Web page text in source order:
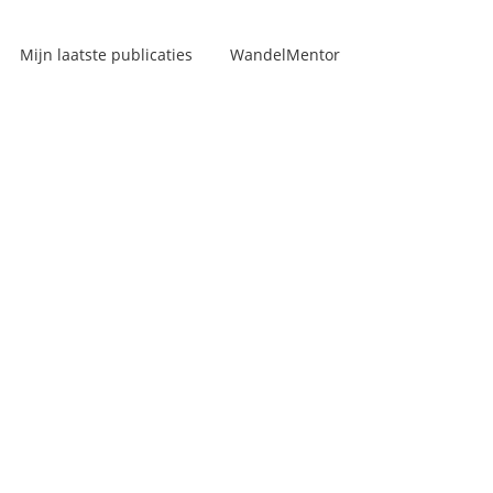
Mijn laatste publicaties WandelMentor